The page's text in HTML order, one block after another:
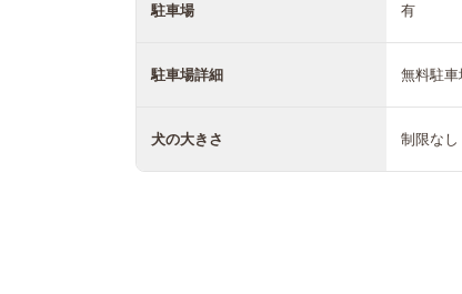
駐車場 有
駐車場詳細 無料駐車
犬の大きさ 制限なし